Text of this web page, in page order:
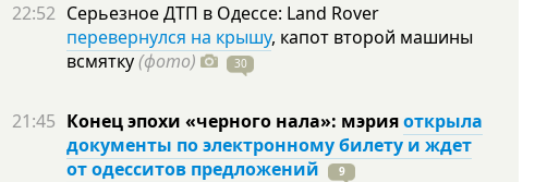
22:52 Серьезное ДТП в Одессе: Land Rover
перевернулся на крышу, капот второй машины
всмятку(фото) 30
21:45 Конец эпохи «черного нала»: мэрияоткрыла
документы по электронному билету и ждет
от одесситов предложений
9